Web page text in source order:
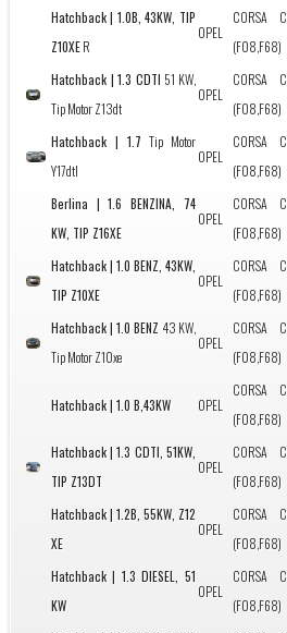
Hatchback | 1.0B, 43KW, TIP
Z10XER
OPEL
CORSA C
(F08,F68)
Hatchback | 1.3 CDTI 51 KW,
Tip Motor Z13dt
OPEL
CORSA C
(F08,F68)
Hatchback | 1.7 Tip Motor
Y17dtl
OPEL
CORSA C
(F08,F68)
Berlina | 1.6 BENZINA, 74
KW, TIP Z16XE
OPEL
CORSA C
(F08,F68)
Hatchback | 1.0 BENZ, 43KW,
TIP Z10XE
OPEL
CORSA C
(F08,F68)
Hatchback | 1.0 BENZ 43 KW,
Tip Motor Z10xe
OPEL
CORSA C
(F08,F68)
Hatchback | 1.0 B,43KW OPEL
CORSA C
(F08,F68)
Hatchback | 1.3 CDTI, 51KW,
TIP Z13DT
OPEL
CORSA C
(F08,F68)
Hatchback | 1.2B, 55KW, Z12
XE
OPEL
CORSA C
(F08,F68)
Hatchback | 1.3 DIESEL, 51
KW
OPEL
CORSA C
(F08,F68)